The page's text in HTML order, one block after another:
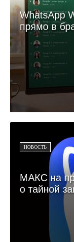
WhatsApp
прямо в
НОВОСТЬ
МАКС на
о тайной